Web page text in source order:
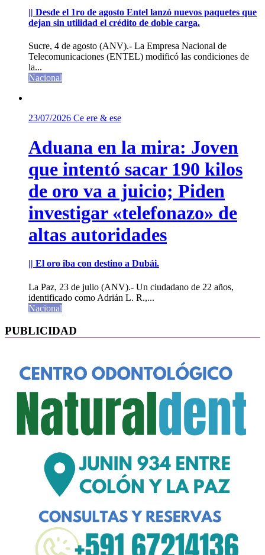
|| Desde el 1ro de agosto Entel lanzó nuevos paquetes que
dejan sin utilidad el crédito de doble carga.
Sucre, 4 de agosto (ANV).- La Empresa Nacional de
Telecomunicaciones (ENTEL) modificó las condiciones de
la...
Nacional
23/07/2026 Ce ere & ese
Aduana en la mira: Joven
que intentó sacar 190 kilos
de oro va a juicio; Piden
investigar «telefonazo» de
altas autoridades
|| El oro iba con destino a Dubái.
La Paz, 23 de julio (ANV).- Un ciudadano de 22 años,
identificado como Adrián L. R.,...
Nacional
PUBLICIDAD